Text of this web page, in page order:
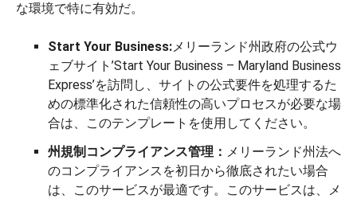
な環境で特に有効だ。
Start Your Business:メリーランド州政府の公式ウ
ェブサイト’Start Your Business – Maryland Business
Express’を訪問し、サイトの公式要件を処理するた
めの標準化された信頼性の高いプロセスが必要な場
合は、このテンプレートを使用してください。
州規制コンプライアンス管理： メリーランド州法へ
のコンプライアンスを初日から徹底されたい場合
は、このサービスが最適です。このサービスは、メ